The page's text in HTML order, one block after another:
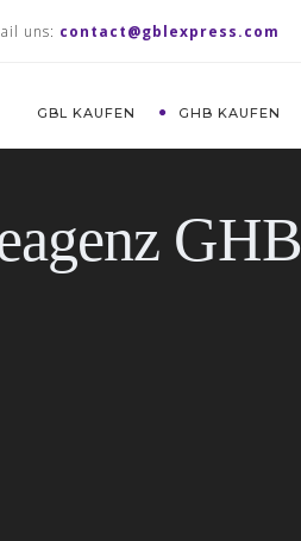
uns: contact@gblexpress.com
GBL KAUFEN GHB KAUFEN
GHB